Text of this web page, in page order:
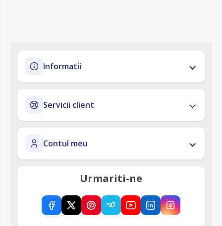
Informatii
Servicii client
Contul meu
Urmariti-ne